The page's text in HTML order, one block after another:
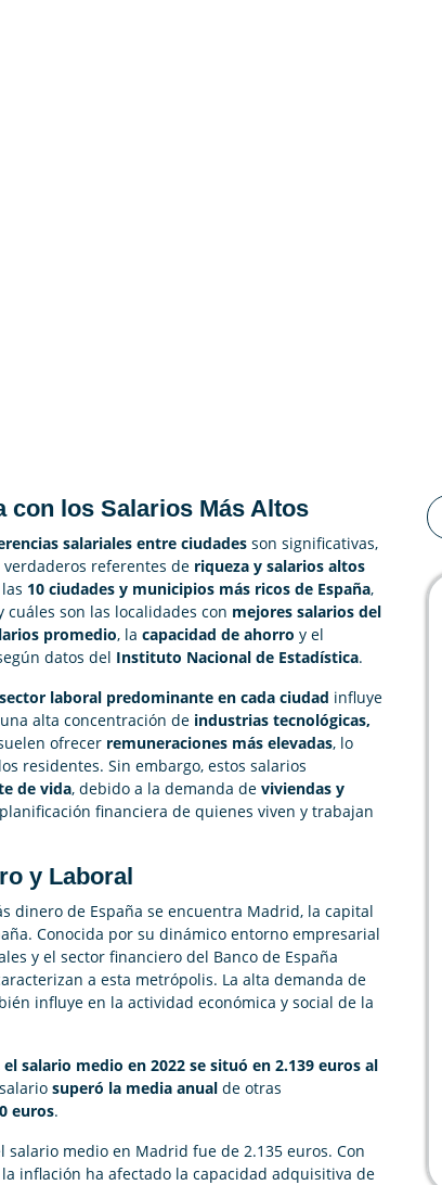
con los Salarios Más Altos
salariales entre ciudades son significativas,
referentes de riqueza y salarios altos
10 ciudades y municipios más ricos de España,
son las localidades con mejores salarios del
promedio, la capacidad de ahorro y el
datos del Instituto Nacional de Estadística.
sector laboral predominante en cada ciudad influye
alta concentración de industrias tecnológicas,
ofrecer remuneraciones más elevadas, lo
residentes. Sin embargo, estos salarios
de vida, debido a la demanda de viviendas y
financiera de quienes viven y trabajan
y Laboral
dinero de España se encuentra Madrid, la capital
Conocida por su dinámico entorno empresarial
y el sector financiero del Banco de España
a esta metrópolis. La alta demanda de
influye en la actividad económica y social de la
el salario medio en 2022 se situó en 2.139 euros al
superó la media anual de otras
euros.
medio en Madrid fue de 2.135 euros. Con
inflación ha afectado la capacidad adquisitiva de